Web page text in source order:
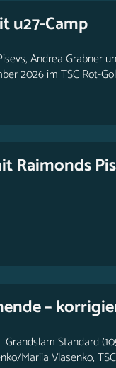
u27-Camp
Andrea Grabner
2026 im TSC Rot-
Raimonds
–
Standard
Mariia Vlasenko, TSC